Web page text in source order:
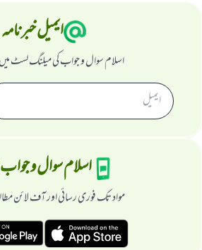
ایمیل خبرنامہ
اسلام سوال و جواب کی میلنگ لسٹ
اسلام سوال و
مواد تک فوری رسائی اور آف لائن